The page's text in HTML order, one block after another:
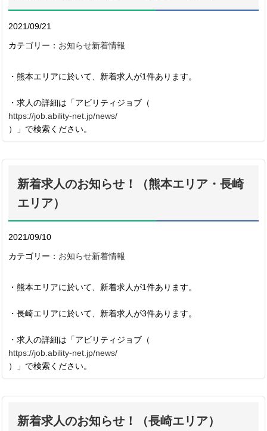
2021/09/21
カテゴリー： お知らせ新着情報
・熊本エリアに於いて、新着求人が1件あります。
・求人の詳細は「アビリティジョブ（
https://job.ability-net.jp/news/
）」で検索ください。
新着求人のお知らせ！（熊本エリア・長崎
エリア）
2021/09/10
カテゴリー： お知らせ新着情報
・熊本エリアに於いて、新着求人が1件あります。
・長崎エリアに於いて、新着求人が3件あります。
・求人の詳細は「アビリティジョブ（
https://job.ability-net.jp/news/
）」で検索ください。
新着求人のお知らせ！（長崎エリア）